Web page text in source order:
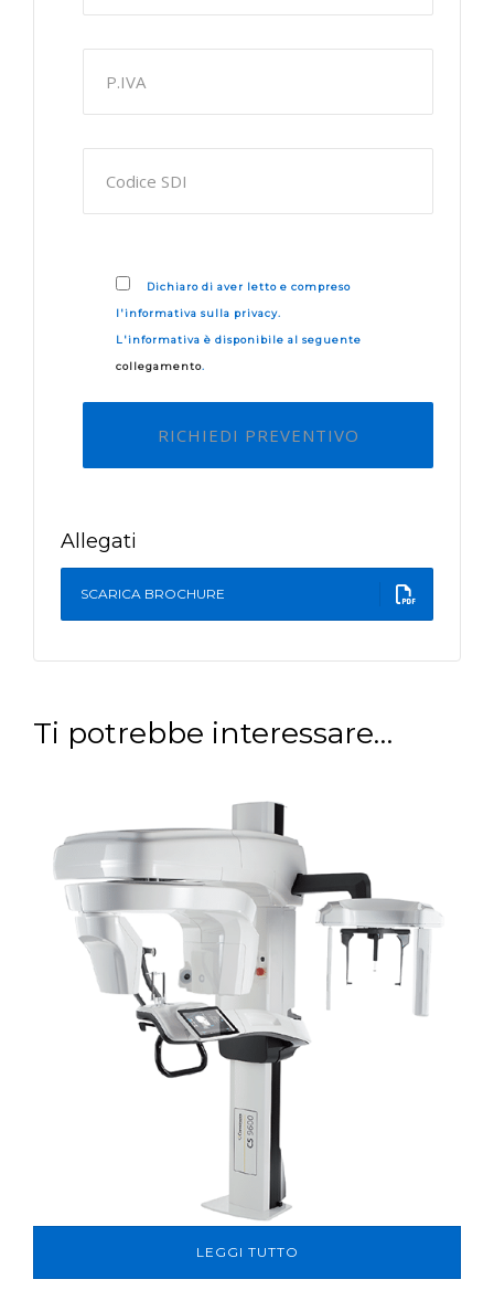
Dichiaro di aver letto e compreso
l'informativa sulla privacy.
L'informativa è disponibile al seguente
collegamento.
Allegati
SCARICA BROCHURE
Ti potrebbe interessare…
LEGGI TUTTO